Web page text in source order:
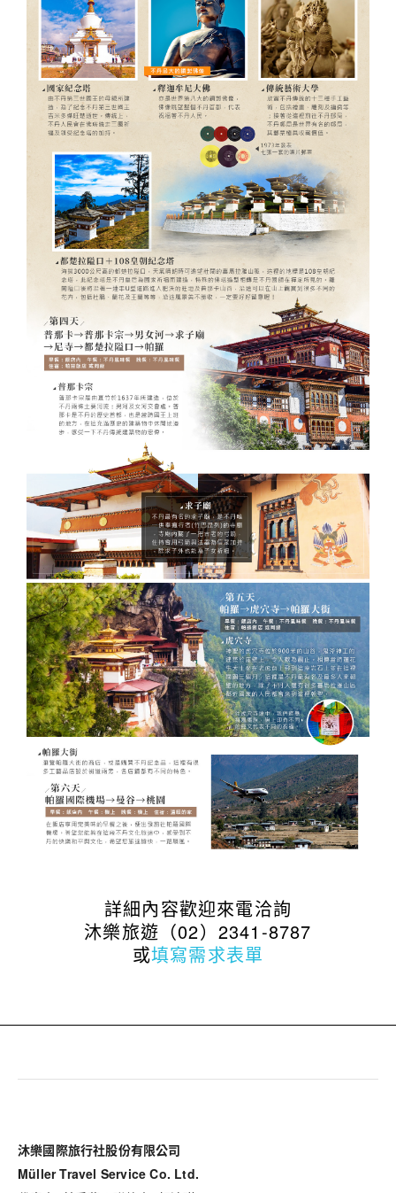
詳細內容歡迎來電洽詢
沐樂旅遊（02）2341-8787
或填寫需求表單
沐樂國際旅行社股份有限公司
Müller Travel Service Co. Ltd.